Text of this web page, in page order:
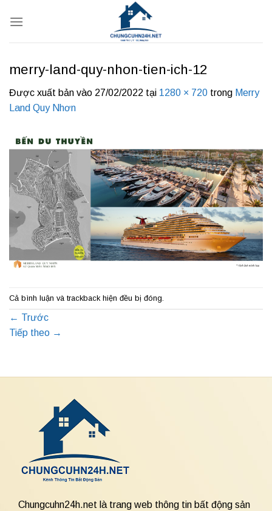
qua
merry-land-quy-nhon-tien-ich-12
Được xuất bản vào 27/02/2022 tại 1280 × 720 trong Merry
Land Quy Nhơn
Cả bình luận và trackback hiện đều bị đóng.
← Trước
Tiếp theo →
Chungcuhn24h.net là trang web thông tin bất động sản